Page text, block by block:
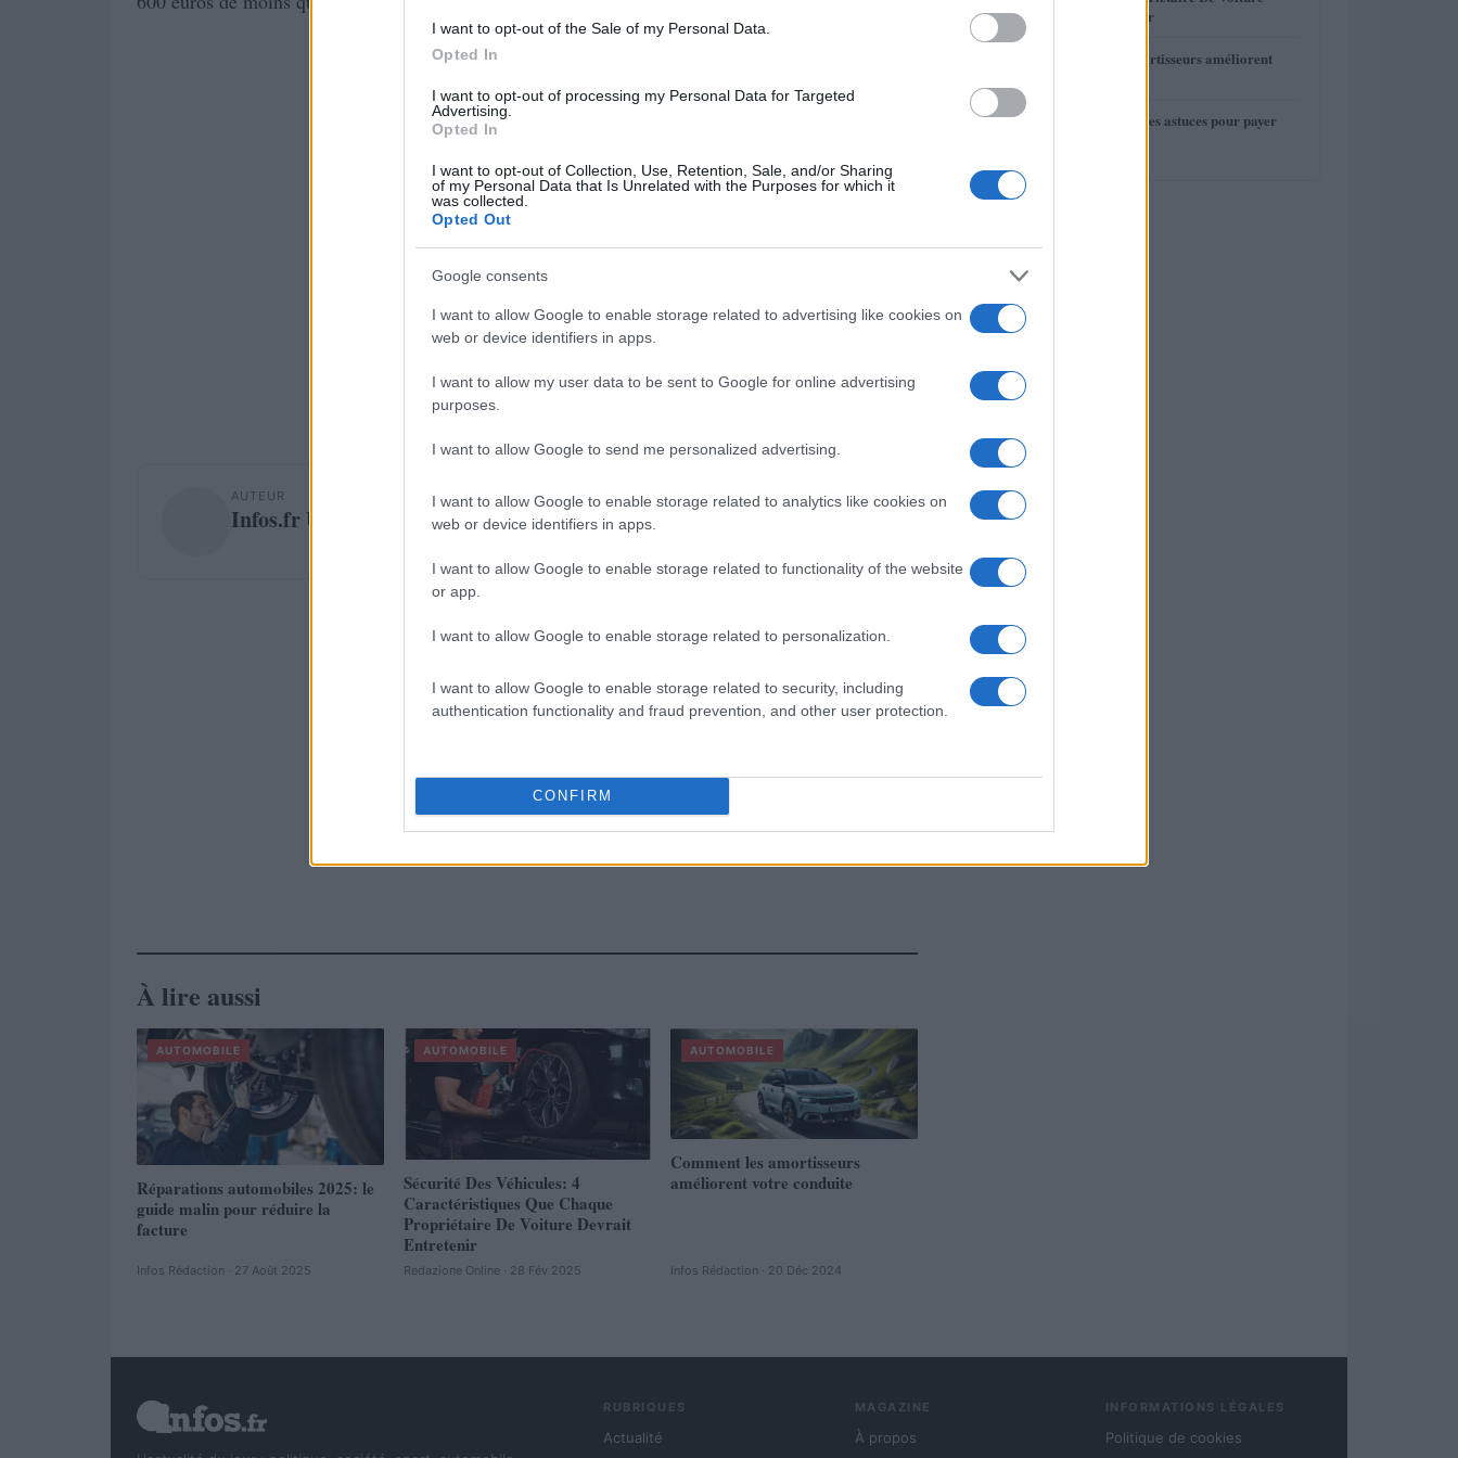
I want to opt-out of the Sale of my Personal Data.
Opted In
I want to opt-out of processing my Personal Data for Targeted
Advertising.
Opted In
I want to opt-out of Collection, Use, Retention, Sale, and/or Sharing
of my Personal Data that Is Unrelated with the Purposes for which it
was collected.
Opted Out
Google consents
I want to allow Google to enable storage related to advertising like cookies on
web or device identifiers in apps.
I want to allow my user data to be sent to Google for online advertising
purposes.
I want to allow Google to send me personalized advertising.
I want to allow Google to enable storage related to analytics like cookies on
web or device identifiers in apps.
I want to allow Google to enable storage related to functionality of the website
or app.
I want to allow Google to enable storage related to personalization.
I want to allow Google to enable storage related to security, including
authentication functionality and fraud prevention, and other user protection.
CONFIRM
AUTEUR
Infos.fr Unit
À lire aussi
AUTOMOBILE
Réparations automobiles 2025: le
guide malin pour réduire la
facture
Infos Rédaction · 27 Août 2025
AUTOMOBILE
Sécurité Des Véhicules: 4
Caractéristiques Que Chaque
Propriétaire De Voiture Devrait
Entretenir
Redazione Online · 28 Fév 2025
AUTOMOBILE
Comment les amortisseurs
améliorent votre conduite
Infos Rédaction · 20 Déc 2024
Devrait Entretenir
Comment les amortisseurs améliorent
5
Assurance auto : les astuces pour payer
RUBRIQUES
Actualité
MAGAZINE
À propos
INFORMATIONS LÉGALES
Politique de cookies